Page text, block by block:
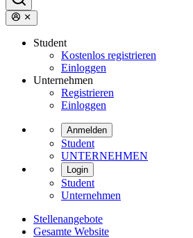
Student
Kostenlos registrieren
Einloggen
Unternehmen
Registrieren
Einloggen
Anmelden
Student
UNTERNEHMEN
Login
Student
Unternehmen
Stellenangebote
Gesamte Website